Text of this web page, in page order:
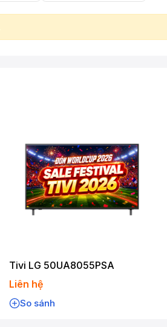
Tivi LG 50UA8055PSA
Liên hệ
So sánh